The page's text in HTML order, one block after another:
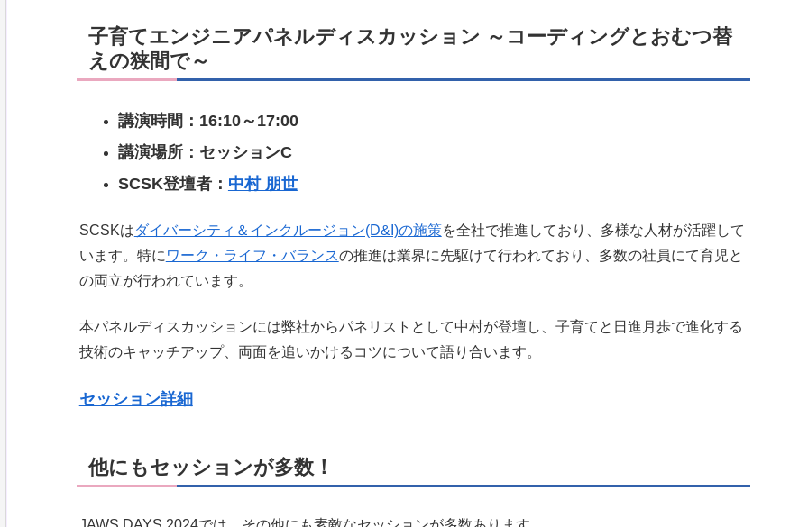
子育てエンジニアパネルディスカッション ～コーディングとおむつ替
えの狭間で～
講演時間：16:10～17:00
講演場所：セッションC
SCSK登壇者： 中村 朋世
SCSKはダイバーシティ＆インクルージョン(D&I)の施策を全社で推進しており、多様な人材が活躍して
います。特に ワーク・ライフ・バランスの推進は業界に先駆けて行われており、多数の社員にて育児と
の両立が行われています。
本パネルディスカッションには弊社からパネリストとして中村が登壇し、子育てと日進月歩で進化する
技術のキャッチアップ、両面を追いかけるコツについて語り合います。
セッション詳細
他にもセッションが多数！